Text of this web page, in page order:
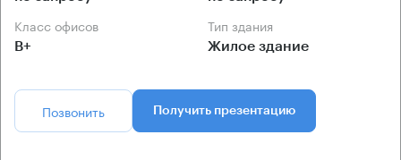
Класс офисов
B+
Тип здания
Жилое здание
Позвонить Получить презентацию